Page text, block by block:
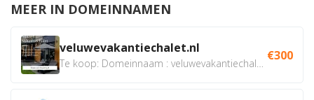
MEER IN DOMEINNAMEN
veluwevakantiechalet.nl €300